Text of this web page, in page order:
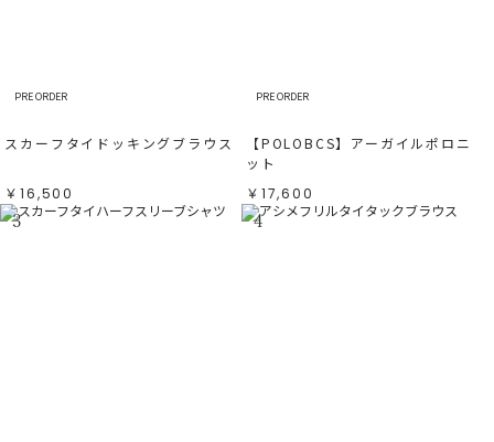
PRE ORDER
スカーフタイドッキングブラウス
￥16,500
PRE ORDER
【POLOBCS】アーガイルポロニ
ット
￥17,600
3 4